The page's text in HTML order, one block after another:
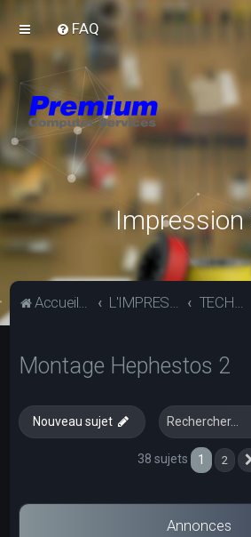
FAQ
Impression
Accueil du forum L'IMPRESSION 3D TECHNIQUE
Montage Hephestos 2
Nouveau sujet
38 sujets 1 2
Annonces